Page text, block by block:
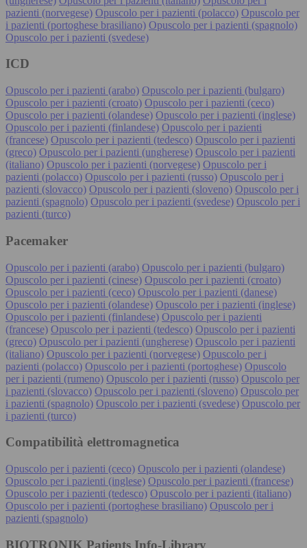
pazienti (norvegese) Opuscolo per i pazienti (polacco) Opuscolo per
i pazienti (portoghese brasiliano) Opuscolo per i pazienti (spagnolo)
Opuscolo per i pazienti (svedese)
ICD
Opuscolo per i pazienti (arabo) Opuscolo per i pazienti (bulgaro)
Opuscolo per i pazienti (croato) Opuscolo per i pazienti (ceco)
Opuscolo per i pazienti (olandese) Opuscolo per i pazienti (inglese)
Opuscolo per i pazienti (finlandese) Opuscolo per i pazienti
(francese) Opuscolo per i pazienti (tedesco) Opuscolo per i pazienti
(greco) Opuscolo per i pazienti (ungherese) Opuscolo per i pazienti
(italiano) Opuscolo per i pazienti (norvegese) Opuscolo per i
pazienti (polacco) Opuscolo per i pazienti (russo) Opuscolo per i
pazienti (slovacco) Opuscolo per i pazienti (sloveno) Opuscolo per i
pazienti (spagnolo) Opuscolo per i pazienti (svedese) Opuscolo per i
pazienti (turco)
Pacemaker
Opuscolo per i pazienti (arabo) Opuscolo per i pazienti (bulgaro)
Opuscolo per i pazienti (cinese) Opuscolo per i pazienti (croato)
Opuscolo per i pazienti (ceco) Opuscolo per i pazienti (danese)
Opuscolo per i pazienti (olandese) Opuscolo per i pazienti (inglese)
Opuscolo per i pazienti (finlandese) Opuscolo per i pazienti
(francese) Opuscolo per i pazienti (tedesco) Opuscolo per i pazienti
(greco) Opuscolo per i pazienti (ungherese) Opuscolo per i pazienti
(italiano) Opuscolo per i pazienti (norvegese) Opuscolo per i
pazienti (polacco) Opuscolo per i pazienti (portoghese) Opuscolo
per i pazienti (rumeno) Opuscolo per i pazienti (russo) Opuscolo per
i pazienti (slovacco) Opuscolo per i pazienti (sloveno) Opuscolo per
i pazienti (spagnolo) Opuscolo per i pazienti (svedese) Opuscolo per
i pazienti (turco)
Compatibilità elettromagnetica
Opuscolo per i pazienti (ceco) Opuscolo per i pazienti (olandese)
Opuscolo per i pazienti (inglese) Opuscolo per i pazienti (francese)
Opuscolo per i pazienti (tedesco) Opuscolo per i pazienti (italiano)
Opuscolo per i pazienti (portoghese brasiliano) Opuscolo per i
pazienti (spagnolo)
BIOTRONIK Patients Info-Library